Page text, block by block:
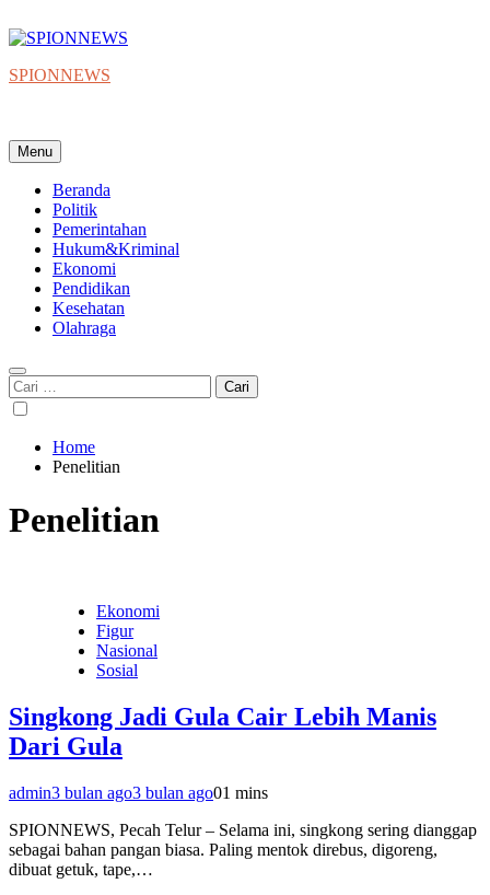
to
SPIONNEWS
Menu
Beranda
Politik
Pemerintahan
Hukum&Kriminal
Ekonomi
Pendidikan
Kesehatan
Olahraga
Cari
untuk:
Home
Penelitian
Penelitian
Ekonomi
Figur
Nasional
Sosial
Singkong Jadi Gula Cair Lebih Manis
Dari Gula
admin3 bulan ago3 bulan ago01 mins
SPIONNEWS, Pecah Telur – Selama ini, singkong sering dianggap
sebagai bahan pangan biasa. Paling mentok direbus, digoreng,
dibuat getuk, tape,…